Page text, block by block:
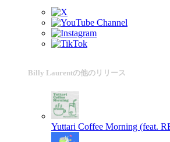
Billy Laurentの他のリリース
Yuttari Coffee Morning (feat.